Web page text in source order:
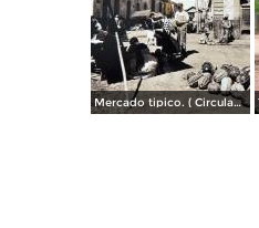
Mercado tipico. ( Circulada el 23 de Julio de 1937 ).